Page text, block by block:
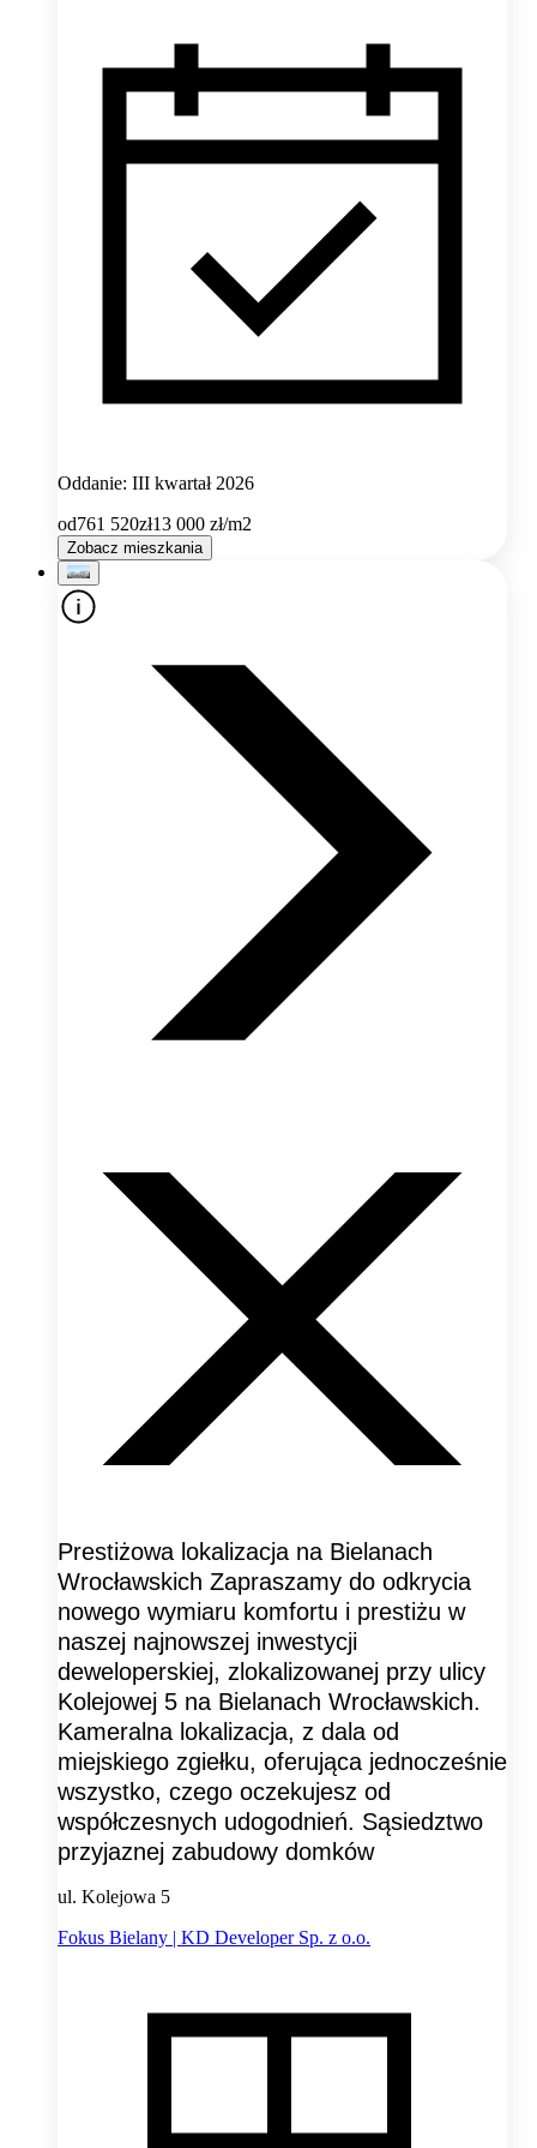
Oddanie: III kwartał 2026
od761 520zł13 000 zł/m2
Zobacz mieszkania
Prestiżowa lokalizacja na Bielanach
Wrocławskich Zapraszamy do odkrycia
nowego wymiaru komfortu i prestiżu w
naszej najnowszej inwestycji
deweloperskiej, zlokalizowanej przy ulicy
Kolejowej 5 na Bielanach Wrocławskich.
Kameralna lokalizacja, z dala od
miejskiego zgiełku, oferująca jednocześnie
wszystko, czego oczekujesz od
współczesnych udogodnień. Sąsiedztwo
przyjaznej zabudowy domków
ul. Kolejowa 5
Fokus Bielany | KD Developer Sp. z o.o.